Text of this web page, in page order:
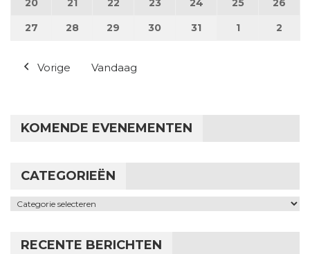
20 20 juli 2026
21 21 juli 2026
22 22 juli 2026
23 23 juli 2026
24 24 juli 2026
2525 juli 2026
26
27 27 juli 2026
28 28 juli 2026
29 29 juli 2026
30 30 juli 2026
31 31 juli 2026
11 augustus
2
Vorige Vandaag
KOMENDE EVENEMENTEN
CATEGORIEËN
Categorieën
RECENTE BERICHTEN